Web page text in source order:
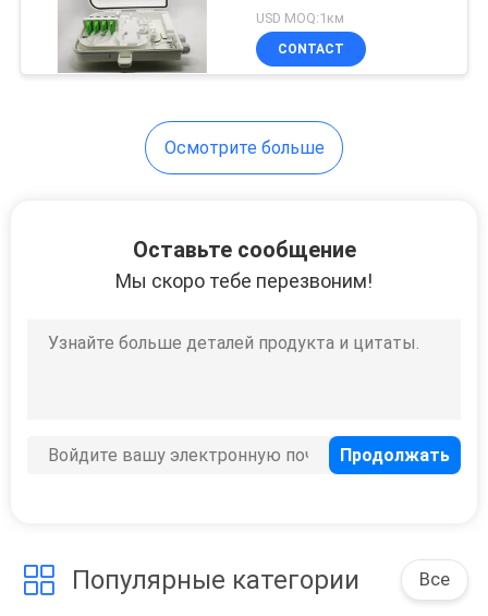
водоустойчивую
коробку соединения
стекловолокна
USD MOQ:1км
CONTACT
Осмотрите больше
Оставьте сообщение
Мы скоро тебе перезвоним!
Популярные категории Все